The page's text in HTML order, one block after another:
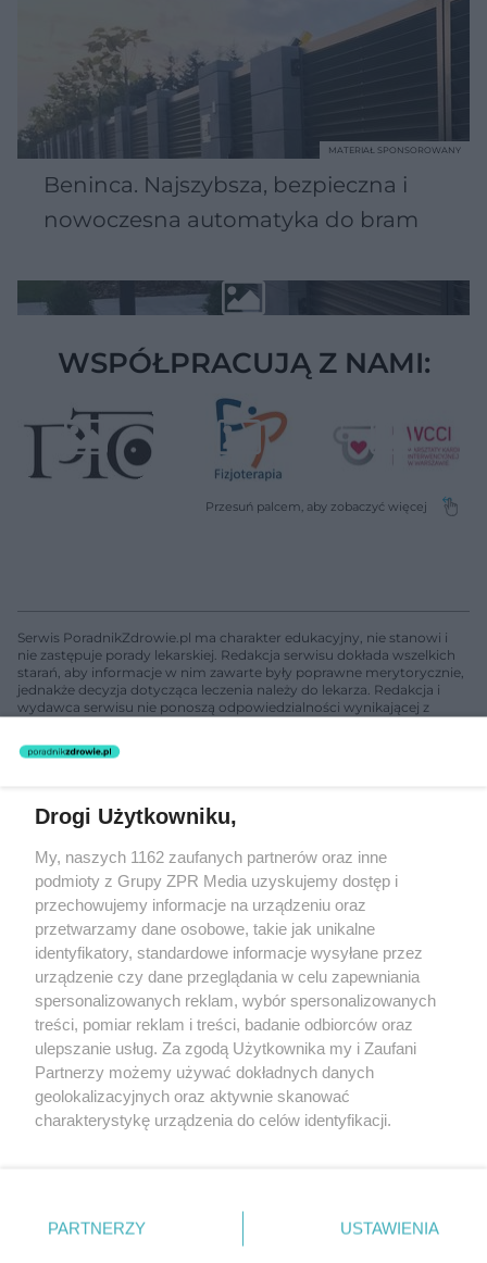
Beninca. Najszybsza, bezpieczna i
nowoczesna automatyka do bram
MATERIAŁ SPONSOROWANY
WSPÓŁPRACUJĄ Z NAMI:
Serwis PoradnikZdrowie.pl ma charakter edukacyjny, nie stanowi i
nie zastępuje porady lekarskiej. Redakcja serwisu dokłada wszelkich
starań, aby informacje w nim zawarte były poprawne merytorycznie,
jednakże decyzja dotycząca leczenia należy do lekarza. Redakcja i
wydawca serwisu nie ponoszą odpowiedzialności wynikającej z
nie prowadzi działalności leczniczej polegającej na udzielaniu
świadczeń zdrowotnych w rozumieniu art. 3 ust 1 ustawy o
rozpowszechniany lub dalej rozpowszechniany w jakikolwiek sposób
(w tym także elektroniczny lub mechaniczny) na jakimkolwiek polu
eksploatacji w jakiejkolwiek formie, włącznie z umieszczaniem w
Internecie bez pisemnej zgody właściciela praw. Jakiekolwiek użycie
lub wykorzystanie utworów w całości lub w części z naruszeniem
prawa, tzn. bez właściwej zgody, jest zabronione pod groźbą kary i
może być ścigane prawnie.
O nas
Nasze serwisy
Drogi Użytkowniku,
My, naszych 1162 zaufanych partnerów oraz inne
podmioty z Grupy ZPR Media uzyskujemy dostęp i
przechowujemy informacje na urządzeniu oraz
przetwarzamy dane osobowe, takie jak unikalne
identyfikatory, standardowe informacje wysyłane przez
urządzenie czy dane przeglądania w celu zapewniania
spersonalizowanych reklam, wybór spersonalizowanych
treści, pomiar reklam i treści, badanie odbiorców oraz
ulepszanie usług. Za zgodą Użytkownika my i Zaufani
Partnerzy możemy używać dokładnych danych
geolokalizacyjnych oraz aktywnie skanować
charakterystykę urządzenia do celów identyfikacji.
zmienić/wycofać klikając przycisk ustawień prywatności
znajdujący się w lewym dolnym rogu strony
PARTNERZY USTAWIENIA